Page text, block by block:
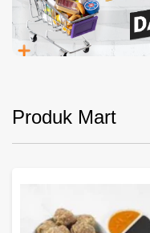
Produk Mart